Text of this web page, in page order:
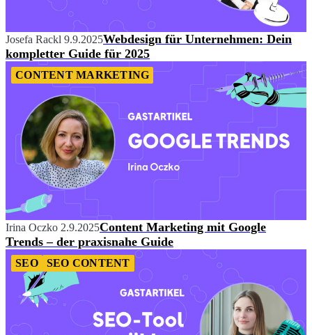
Josefa Rackl 9.9.2025Webdesign für Unternehmen: Dein
kompletter Guide für 2025
CONTENT MARKETING
Irina Oczko 2.9.2025Content Marketing mit Google
Trends – der praxisnahe Guide
SEO SEO CONTENT